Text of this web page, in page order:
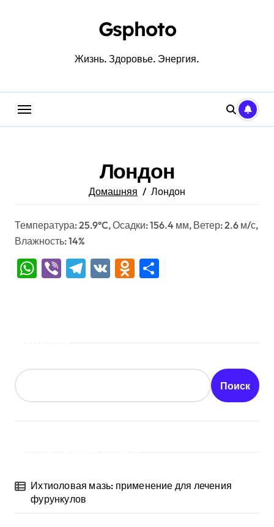
Gsphoto
Жизнь. Здоровье. Энергия.
Лондон
Домашняя Лондон
Температура: 25.9°C, Осадки: 156.4 мм, Ветер: 2.6 м/с,
Влажность: 14%
WhatsApp
ViberTelegram
VK Odnoklassniki
Поиск
Ихтиоловая мазь: применение для лечения
фурункулов